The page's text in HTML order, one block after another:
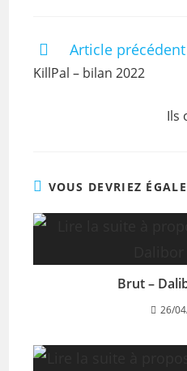
Article précédent
KillPal – bilan 2022
Ils
VOUS DEVRIEZ
Brut –
26/